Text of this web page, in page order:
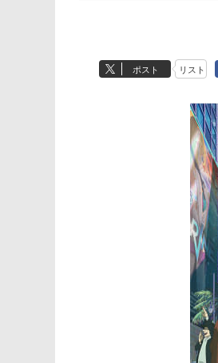
ポスト リスト